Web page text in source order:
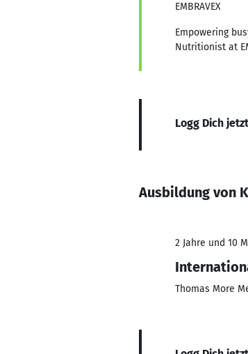
EMBRAVEX
Empowering
Nutritionist at
Logg Dich
Ausbildung von
2 Jahre und 10
Thomas More